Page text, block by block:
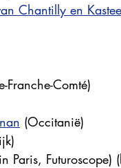
Chantilly en
Franche-Comté)
(Occitanië)
Paris, Futuroscope)